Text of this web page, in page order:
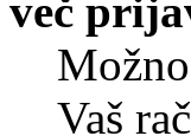
več
Vaš